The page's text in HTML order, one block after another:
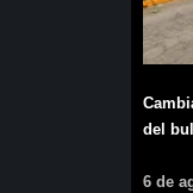
del
6 de